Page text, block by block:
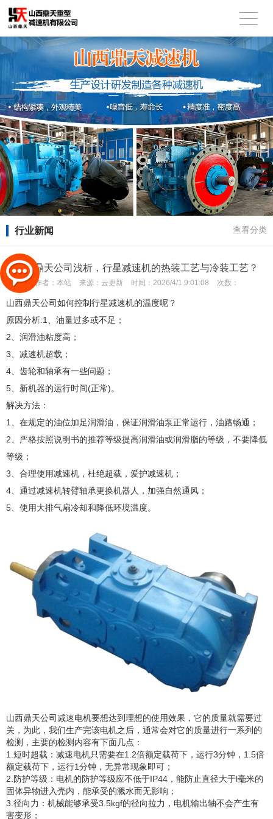
行业新闻 查看分类
山西鼎天公司浅析，行星减速机的热装工艺与冷装工艺？
作者： 本站 来源： 云更新 时间： 2026/4/1 9:01:08 次数：
山西鼎天公司如何控制行星减速机的温度呢？
原因分析:1、油量过多或不足；
2、润滑油粘度高；
3、减速机超载；
4、齿轮和轴承有一些问题；
5、新机器的运行时间(正常)。
解决方法：
1、在规定的油位加足润滑油，保证润滑油泵正常运行，油路畅通；
2、严格按照说明书的推荐等级提高润滑油或润滑脂的等级，不要降低
等级；
3、合理使用减速机，杜绝超载，爱护减速机；
4、通过减速机转臂轴承更换机器人，加强自然通风；
5、使用大排气扇冷却和降低环境温度。
山西鼎天公司减速电机要想达到理想的使用效果，它的质量就需要过
关，为此，我们生产完该电机之后，通常会对它的质量进行一系列的
检测，主要的检测内容有下面几点：
1.短时超载：减速电机只需要在1.2倍额定载荷下，运行3分钟，1.5倍
额定载荷下，运行1分钟，无异常现象即可；
2.防护等级：电机的防护等级应不低于IP44，能防止直径大于l毫米的
固体异物进入壳内，能承受的溅水而无影响；
3.径向力：机械能够承受3.5kgf的径向拉力，电机输出轴不会产生有
害变形；